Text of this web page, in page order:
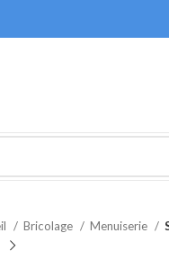
Bricolage Menuiserie